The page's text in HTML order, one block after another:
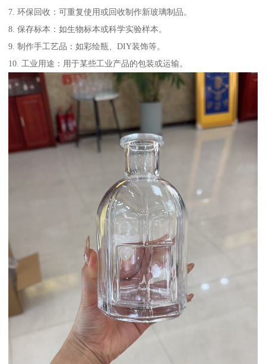
7. 环保回收：可重复使用或回收制作新玻璃制品。
8. 保存标本：如生物标本或科学实验样本。
9. 制作手工艺品：如彩绘瓶、DIY装饰等。
10. 工业用途：用于某些工业产品的包装或运输。